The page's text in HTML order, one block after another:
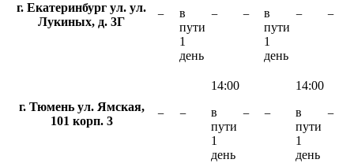
г. Екатеринбург ул. ул.
Лукиных, д. 3Г
−
в
пути
1
день
− −
в
пути
1
день
− −
г. Тюмень ул. Ямская,
101 корп. 3
− −
14:00
в
пути
1
день
− −
14:00
в
пути
1
день
−